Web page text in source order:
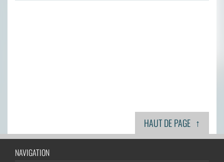
HAUT DE PAGE ↑
NAVIGATION